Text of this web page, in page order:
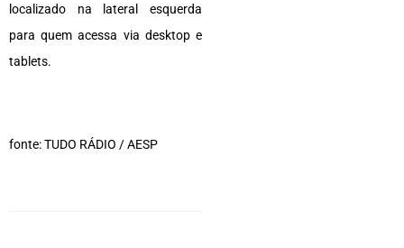
localizado na lateral esquerda
para quem acessa via desktop e
tablets.
fonte: TUDO RÁDIO / AESP